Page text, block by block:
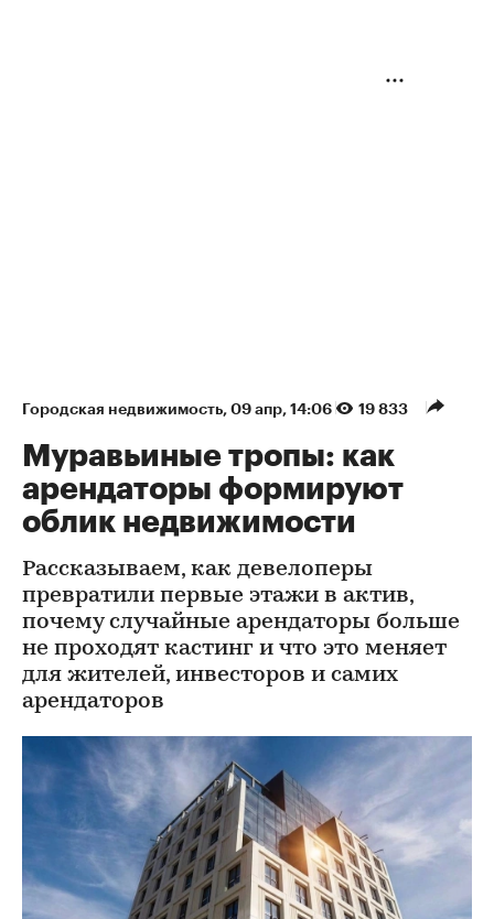
Городская недвижимость 09 апр, 14:06 19 833
Муравьиные тропы: как
арендаторы формируют
облик недвижимости
Рассказываем, как девелоперы
превратили первые этажи в актив,
почему случайные арендаторы больше
не проходят кастинг и что это меняет
для жителей, инвесторов и самих
арендаторов